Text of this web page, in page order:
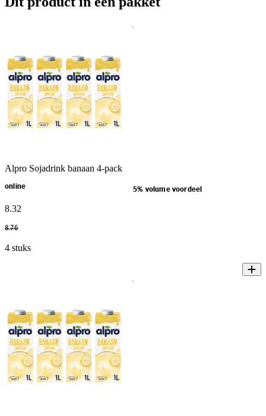
Alpro Sojadrink banaan 4-pack
online 5% volume voordeel
8.32
8.76
4 stuks